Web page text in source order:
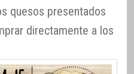
quesos presentados
directamente a los